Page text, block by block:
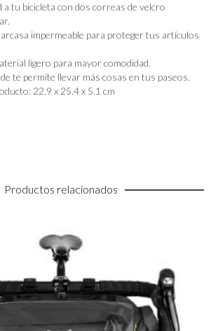
a tu bicicleta con dos correas de velcro
impermeable para proteger tus artículos
ligero para mayor comodidad.
te permite llevar más cosas en tus paseos.
22.9 x 25.4 x 5.1 cm
Productos relacionados